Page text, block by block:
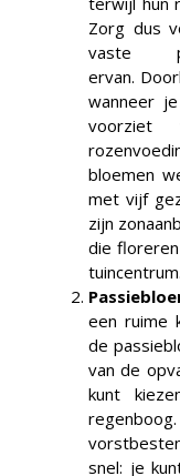
Zorg dus
vaste
ervan.
wanneer
voorziet
bloemen
met vijf
zijn
die floreren
tuincentrum.
een ruime
de
van de
kunt
snel: je